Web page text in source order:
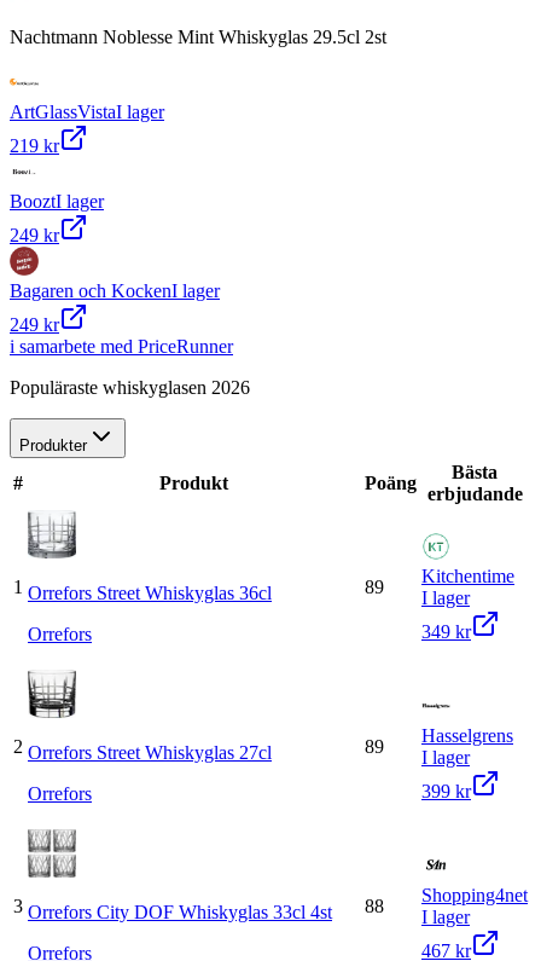
Nachtmann Noblesse Mint Whiskyglas 29.5cl 2st
ArtGlassVistaI lager
219 kr
BooztI lager
249 kr
Bagaren och KockenI lager
249 kr
i samarbete med PriceRunner
Populäraste whiskyglasen 2026
Produkter
# Produkt Poäng
Bästa
erbjudande
1 Orrefors Street Whiskyglas 36cl
Orrefors
89
Kitchentime
I lager
349 kr
2 Orrefors Street Whiskyglas 27cl
Orrefors
89
Hasselgrens
I lager
399 kr
3 Orrefors City DOF Whiskyglas 33cl 4st
Orrefors
88
Shopping4net
I lager
467 kr